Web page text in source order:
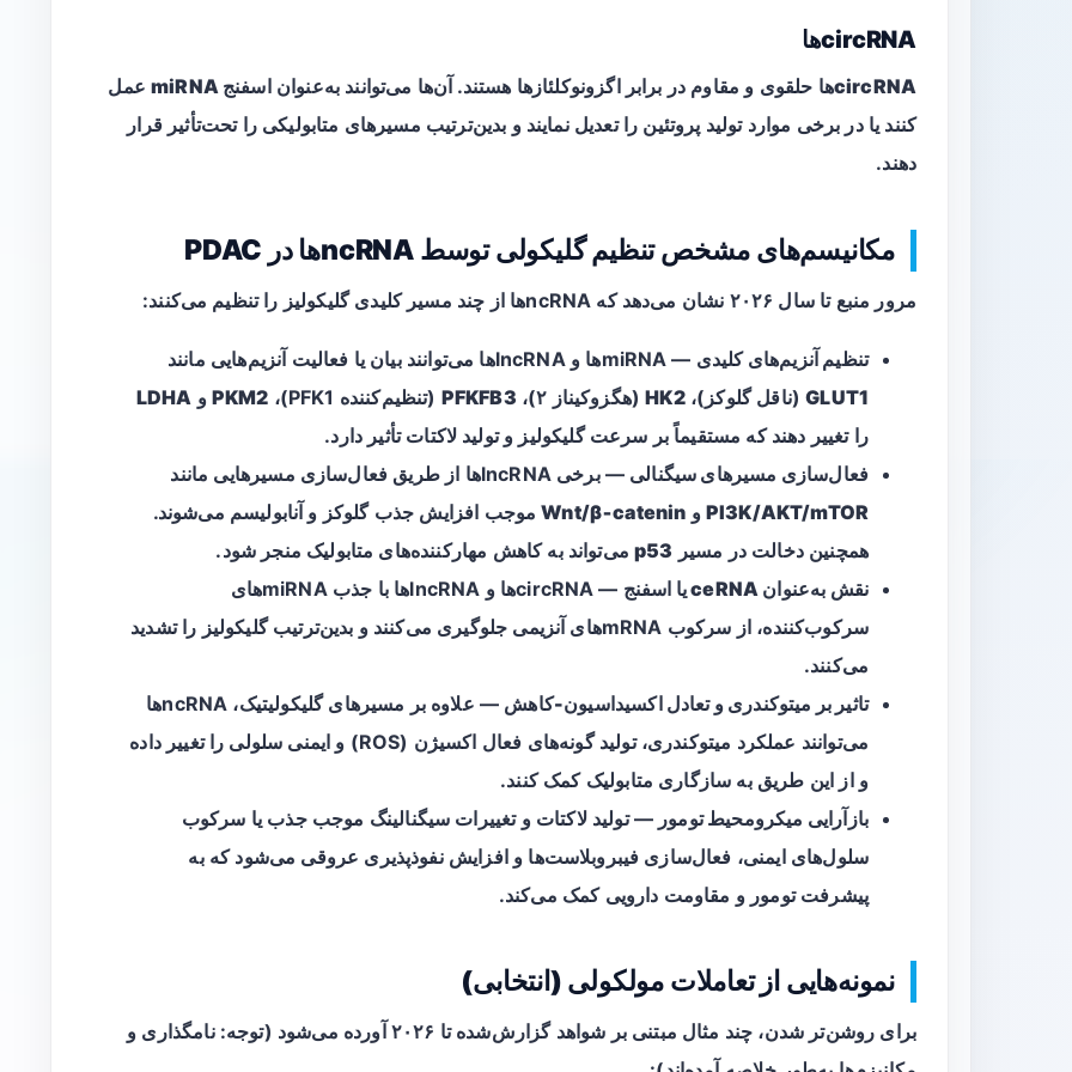
circRNAها
circRNAها حلقوی و مقاوم در برابر اگزونوکلئازها هستند. آن‌ها می‌توانند به‌عنواناسفنج miRNA
عمل
کنند یا در برخی موارد تولید پروتئین را تعدیل نمایند و بدین‌ترتیب مسیرهای متابولیکی را تحت‌تأثیر قرار
دهند.
مکانیسم‌های مشخص تنظیم گلیکولی توسط ncRNAها در PDAC
مرور منبع تا سال ۲۰۲۶ نشان می‌دهد که ncRNAها از چند مسیر کلیدی گلیکولیز را تنظیم می‌کنند:
تنظیم آنزیم‌های کلیدی — miRNAها و lncRNAها می‌توانند بیان یا فعالیت آنزیم‌هایی مانند
GLUT1(ناقل گلوکز)،HK2(هگزوکیناز ۲)، PFKFB3 (تنظیم‌کننده PFK1)، PKM2 و LDHA
را تغییر دهند که مستقیماً بر سرعت گلیکولیز و تولید لاکتات تأثیر دارد.
فعال‌سازی مسیرهای سیگنالی — برخی lncRNAها از طریق فعال‌سازی مسیرهایی مانند
PI3K/AKT/mTOR و Wnt/β‑cateninموجب افزایش جذب گلوکز و آنابولیسم می‌شوند.
همچنین دخالت در مسیر p53می‌تواند به کاهش مهارکننده‌های متابولیک منجر شود.
نقش به‌عنوان ceRNA یا اسفنج
— circRNAها و lncRNAها با جذب miRNAهای
سرکوب‌کننده، از سرکوب mRNAهای آنزیمی جلوگیری می‌کنند و بدین‌ترتیب گلیکولیز را تشدید
می‌کنند.
تاثیر بر میتوکندری و تعادل اکسیداسیون-کاهش
— علاوه بر مسیرهای گلیکولیتیک، ncRNAها
می‌توانند عملکرد میتوکندری، تولید گونه‌های فعال اکسیژن (ROS) و ایمنی سلولی را تغییر داده
و از این طریق به سازگاری متابولیک کمک کنند.
بازآرایی میکرومحیط تومور — تولید لاکتات و تغییرات سیگنالینگ موجب جذب یا سرکوب
سلول‌های ایمنی، فعال‌سازی فیبروبلاست‌ها و افزایش نفوذپذیری عروقی می‌شود که به
پیشرفت تومور و مقاومت دارویی کمک می‌کند.
نمونه‌هایی از تعاملات مولکولی (انتخابی)
برای روشن‌تر شدن، چند مثال مبتنی بر شواهد گزارش‌شده تا ۲۰۲۶ آورده می‌شود (توجه: نامگذاری و